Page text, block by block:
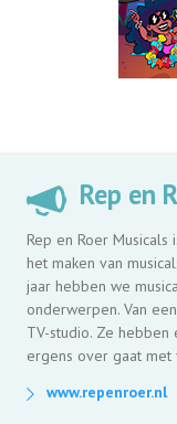
Rep en
Rep en Roer
het maken van
jaar hebben we
onderwerpen. Van
TV-studio. Ze
ergens over gaat
www.repenroer.nl